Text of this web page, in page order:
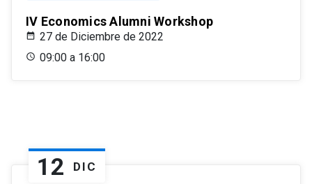
IV Economics Alumni Workshop
27 de Diciembre de 2022
09:00 a 16:00
12 DIC